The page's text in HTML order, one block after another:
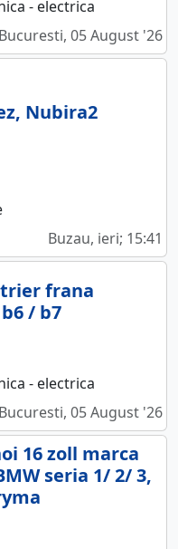
- electrica
Bucuresti, 05 August '26
Nubira2
Buzau, ieri; 15:41
frana
/ b7
- electrica
Bucuresti, 05 August '26
16 zoll marca
seria 1/ 2/ 3,